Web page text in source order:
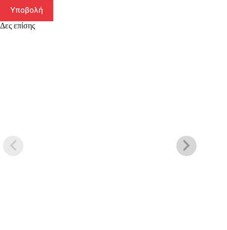
Υποβολή
Δες επίσης